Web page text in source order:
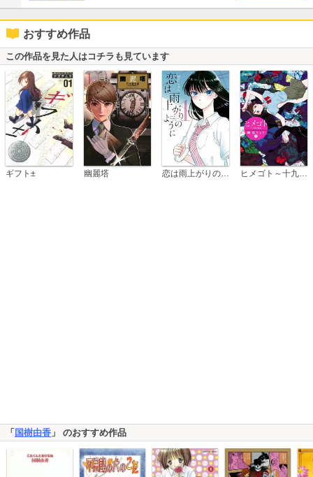
おすすめ作品
この作品を見た人はコチラも見ています
ギフト± 幽麗塔 ヒメゴト～十九歳の制服～
「 国樹由香 」 のおすすめ作品